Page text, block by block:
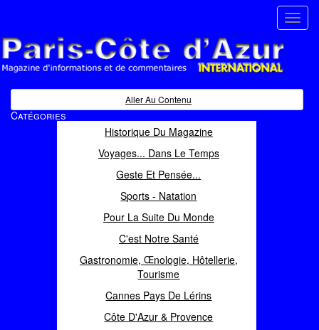
Magazine d'informations et de commentaires
Aller Au Contenu
Catégories
Historique Du Magazine
Voyages... Dans Le Temps
Geste Et Pensée...
Sports - Natation
Pour La Suite Du Monde
C'est Notre Santé
Gastronomie, Œnologie, Hôtellerie,
Tourisme
Cannes Pays De Lérins
Côte D'Azur & Provence